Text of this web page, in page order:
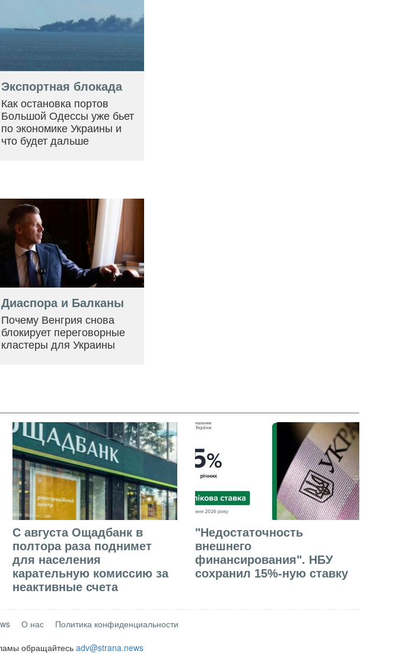
Экспортная блокада
Как остановка портов
Большой Одессы уже бьет
по экономике Украины и
что будет дальше
Диаспора и Балканы
Почему Венгрия снова
блокирует переговорные
кластеры для Украины
С августа Ощадбанк в
полтора раза поднимет
для населения
карательную комиссию за
неактивные счета
"Недостаточность
внешнего
финансирования". НБУ
сохранил 15%-ную ставку
О нас
Политика конфиденциальности
обращайтесьadv@strana.news